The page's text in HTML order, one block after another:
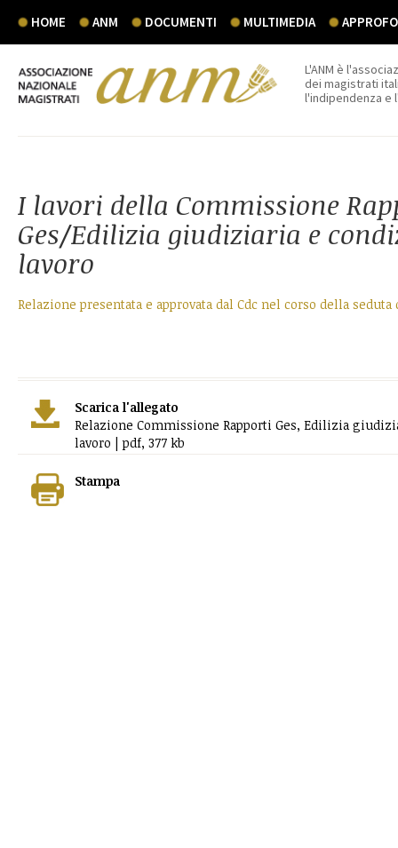
HOME ANM DOCUMENTI MULTIMEDIA
L'ANM è
dei magistrati
l'indipendenza e
I lavori della Commissione
Ges/Edilizia giudiziaria e
lavoro
Relazione presentata e approvata dal Cdc nel corso della seduta
Scarica l'allegato
Relazione Commissione Rapporti Ges, Edilizia
lavoro | pdf, 377 kb
Stampa